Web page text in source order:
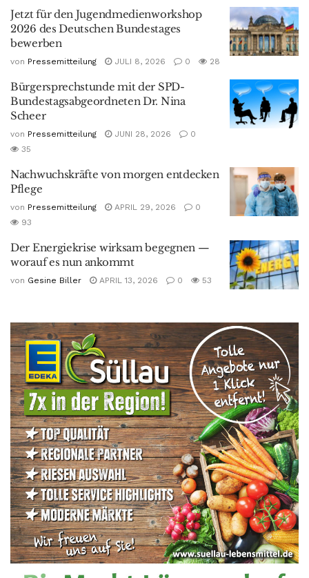
Jetzt für den Jugendmedienworkshop
2026 des Deutschen Bundestages
bewerben
von Pressemitteilung JULI 8, 2026 0 28
Bürgersprechstunde mit der SPD-
Bundestagsabgeordneten Dr. Nina
Scheer
von Pressemitteilung JUNI 28, 2026
0
35
Nachwuchskräfte von morgen entdecken
Pflege
von Pressemitteilung APRIL 29, 2026
0
93
Der Energiekrise wirksam begegnen —
worauf es nun ankommt
von Gesine Biller APRIL 13, 2026 0 53